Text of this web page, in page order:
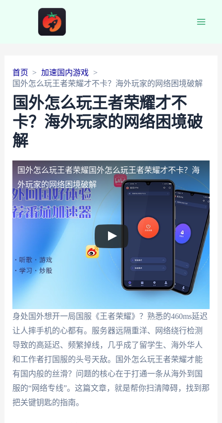
首页
加速国内游戏
国外怎么玩王者荣耀才不卡？海外玩家的网络困境破解
国外怎么玩王者荣耀才不
卡？海外玩家的网络困境破
解
国外怎么玩王者荣耀国外怎么玩王者荣耀才不卡？海
外玩家的网络困境破解
身处国外想开一局国服《王者荣耀》？熟悉的460ms延迟
让人摔手机的心都有。服务器远隔重洋、网络绕行检测
导致的高延迟、频繁掉线，几乎成了留学生、海外华人
和工作者打国服的头号天敌。国外怎么玩王者荣耀才能
有国内般的丝滑？问题的核心在于打通一条从海外到国
服的“网络专线”。这篇文章，就是帮你扫清障碍，找到那
把关键钥匙的指南。